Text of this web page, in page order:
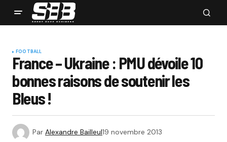
FOOTBALL
France – Ukraine : PMU dévoile 10
bonnes raisons de soutenir les
Bleus !
Par Alexandre Bailleul19 novembre 2013